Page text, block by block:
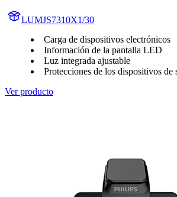
LUMJS7310X1/30
Carga de dispositivos electrónicos
Información de la pantalla LED
Luz integrada ajustable
Protecciones de los dispositivos de
Ver producto